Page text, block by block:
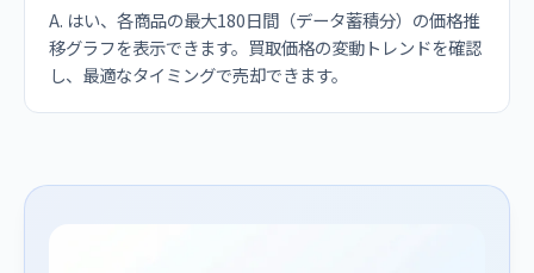
A. はい、各商品の最大180日間（データ蓄積分）の価格推
移グラフを表示できます。買取価格の変動トレンドを確認
し、最適なタイミングで売却できます。